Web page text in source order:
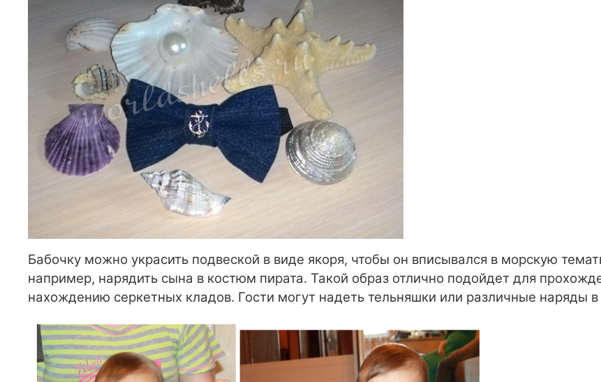
Бабочку можно украсить подвеской в виде якоря, чтобы он вписывался в морскую
например, нарядить сына в костюм пирата. Такой образ отлично подойдет для
нахождению серкетных кладов. Гости могут надеть тельняшки или различные наряды